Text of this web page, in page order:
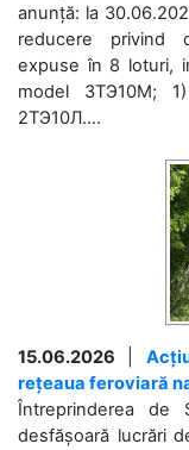
anunță: la
reducere privind
expuse în 8 loturi,
model 3ТЭ10М;
2ТЭ10Л....
15.06.2026
rețeaua feroviară
Întreprinderea de
desfășoară lucrări